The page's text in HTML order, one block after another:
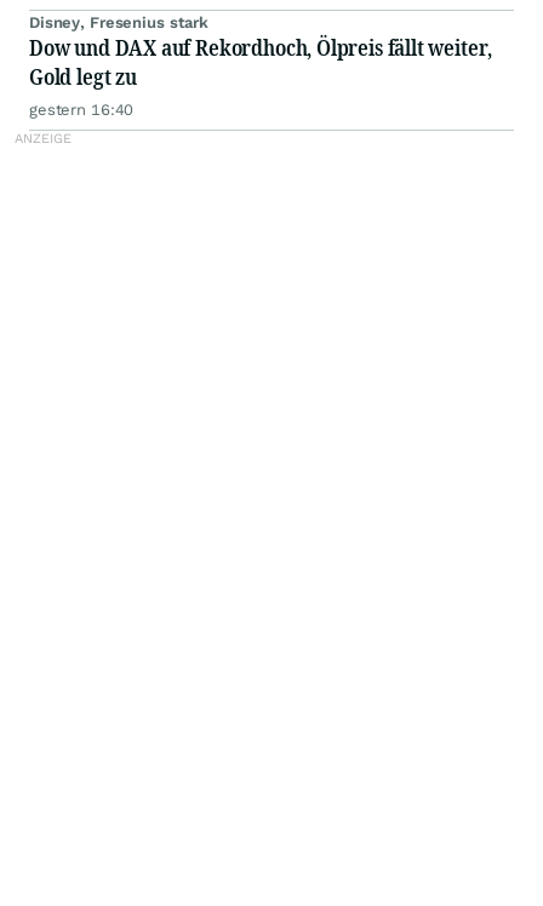
Disney, Fresenius stark
Dow und DAX auf Rekordhoch, Ölpreis fällt weiter,
Gold legt zu
gestern 16:40